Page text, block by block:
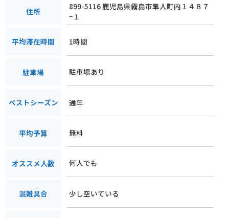
住所
899-5116 鹿児島県霧島市隼人町内１４８７
−１
平均滞在時間 1時間
駐車場 駐車場あり
ベストシーズン 通年
平均予算 無料
オススメ人数 何人でも
混雑具合 少し空いている